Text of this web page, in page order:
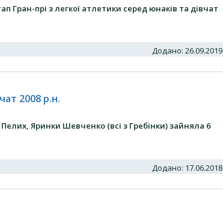
Гран-прі з легкої атлетики серед юнаків та дівчат
Додано: 26.09.2019
2008 р.н.
Яринки Шевченко (всі з Гребінки) зайняла 6
Додано: 17.06.2018